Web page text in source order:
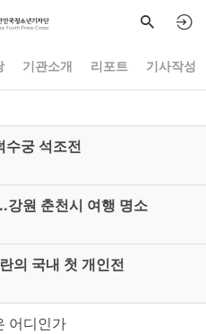
기관소개 리포트 기사작성
수궁 석조전
원 춘천시 여행 명소
의 국내 첫 개인전
어디인가
북5